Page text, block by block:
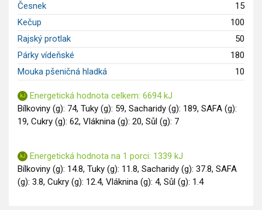
Česnek
15
Kečup
100
Rajský protlak
50
Párky vídeňské
180
Mouka pšeničná hladká
10
Energetická hodnota celkem: 6694 kJ
Bílkoviny (g): 74, Tuky (g): 59, Sacharidy (g): 189, SAFA (g):
19, Cukry (g): 62, Vláknina (g): 20, Sůl (g): 7
Energetická hodnota na 1 porci: 1339 kJ
Bílkoviny (g): 14.8, Tuky (g): 11.8, Sacharidy (g): 37.8, SAFA
(g): 3.8, Cukry (g): 12.4, Vláknina (g): 4, Sůl (g): 1.4